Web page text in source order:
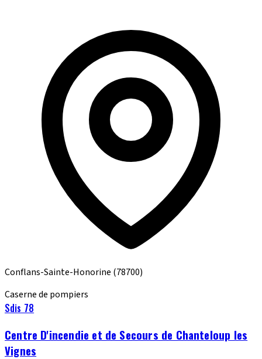
Conflans-Sainte-Honorine (78700)
Caserne de pompiers
Sdis 78
Centre D'incendie et de Secours de Chanteloup les
Vignes